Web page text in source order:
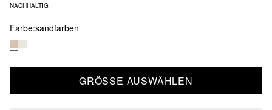
NACHHALTIG
Farbe:sandfarben
GRÖSSE AUSWÄHLEN